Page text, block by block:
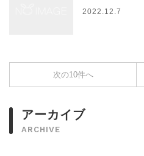
2022.12.7
次の10件へ
アーカイブ
ARCHIVE